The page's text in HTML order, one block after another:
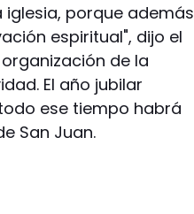
porque además
espiritual", dijo el
de la
El año jubilar
ese tiempo habrá
San Juan.